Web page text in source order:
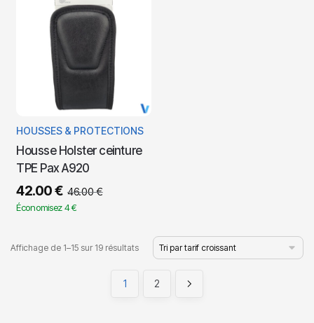
HOUSSES & PROTECTIONS
Housse Holster ceinture
TPE Pax A920
42.00€ 46.00€
Économisez 4 €
Affichage de 1–15 sur 19 résultats
1 2